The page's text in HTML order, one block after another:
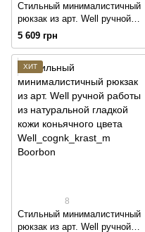
Стильный минималистичный
рюкзак из арт. Well ручной
работы из натуральной
гладкой кожи коньячного
цвета
5 609 грн
ХИТ
8
Стильный минималистичный
рюкзак из арт. Well ручной